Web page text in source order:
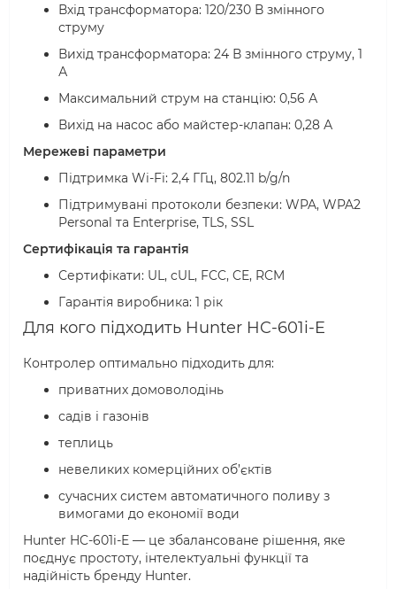
Вхід трансформатора: 120/230 В змінного
струму
Вихід трансформатора: 24 В змінного струму, 1
А
Максимальний струм на станцію: 0,56 А
Вихід на насос або майстер-клапан: 0,28 А
Мережеві параметри
Підтримка Wi-Fi: 2,4 ГГц, 802.11 b/g/n
Підтримувані протоколи безпеки: WPA, WPA2
Personal та Enterprise, TLS, SSL
Сертифікація та гарантія
Сертифікати: UL, cUL, FCC, CE, RCM
Гарантія виробника: 1 рік
Для кого підходить Hunter HC-601i-E
Контролер оптимально підходить для:
приватних домоволодінь
садів і газонів
теплиць
невеликих комерційних об’єктів
сучасних систем автоматичного поливу з
вимогами до економії води
Hunter HC-601i-E — це збалансоване рішення, яке
поєднує простоту, інтелектуальні функції та
надійність бренду Hunter.